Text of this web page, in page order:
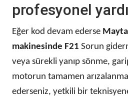
profesyonel
Eğer kod devam ederse
makinesinde F21 Sorun
veya sürekli yanıp sönme,
motorun tamamen
ederseniz, yetkili bir